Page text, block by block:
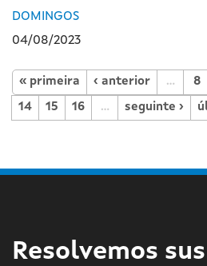
DOMINGOS
04/08/2023
« primeira ‹ anterior … 8
14 15 16 … seguinte ›
Resolvemos